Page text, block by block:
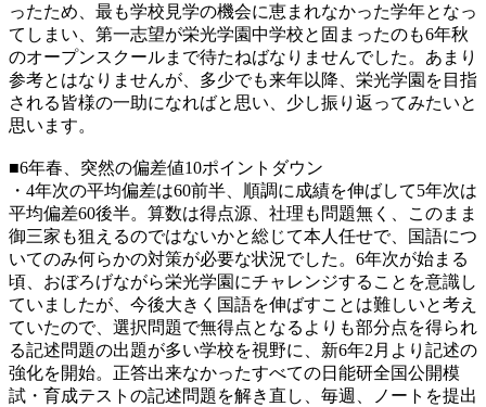
ったため、最も学校見学の機会に恵まれなかった学年となっ
てしまい、第一志望が栄光学園中学校と固まったのも6年秋
のオープンスクールまで待たねばなりませんでした。あまり
参考とはなりませんが、多少でも来年以降、栄光学園を目指
される皆様の一助になればと思い、少し振り返ってみたいと
思います。
■6年春、突然の偏差値10ポイントダウン
・4年次の平均偏差は60前半、順調に成績を伸ばして5年次は
平均偏差60後半。算数は得点源、社理も問題無く、このまま
御三家も狙えるのではないかと総じて本人任せで、国語につ
いてのみ何らかの対策が必要な状況でした。6年次が始まる
頃、おぼろげながら栄光学園にチャレンジすることを意識し
ていましたが、今後大きく国語を伸ばすことは難しいと考え
ていたので、選択問題で無得点となるよりも部分点を得られ
る記述問題の出題が多い学校を視野に、新6年2月より記述の
強化を開始。正答出来なかったすべての日能研全国公開模
試・育成テストの記述問題を解き直し、毎週、ノートを提出